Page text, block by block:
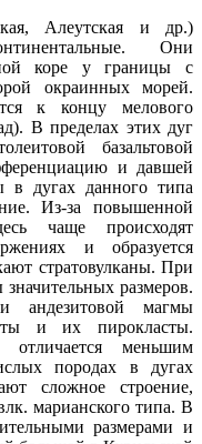
Алеутская и др.)
Они
коре у границы с
окраинных морей.
к концу мелового
В пределах этих дуг
базальтовой
и давшей
в дугах данного типа
Из-за повышенной
чаще происходят
и образуется
стратовулканы. При
размеров.
андезитовой магмы
и их пирокласты.
меньшим
породах в дугах
сложное строение,
марианского типа. В
размерами и